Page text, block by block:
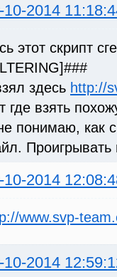
10-2014
этот скрипт
здесь http://
где взять
понимаю, как
Проигрывать
10-2014
www.svp-
10-2014